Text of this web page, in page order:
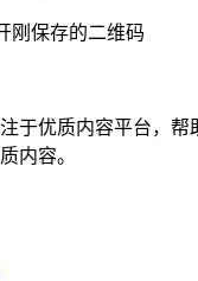
刚保存的二维码
于优质内容平台，帮
内容。